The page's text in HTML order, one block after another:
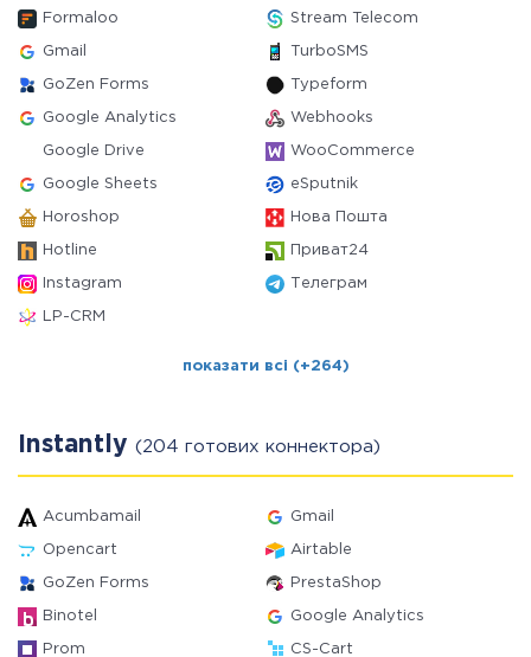
Formaloo Stream Telecom
Gmail TurboSMS
GoZen Forms Typeform
Google Analytics Webhooks
Google Drive WooCommerce
Google Sheets eSputnik
Horoshop Нова Пошта
Hotline Приват24
Instagram Телеграм
LP-CRM
показати всі (+264)
Instantly (204 готових коннектора)
Acumbamail Gmail
Opencart Airtable
GoZen Forms PrestaShop
Binotel Google Analytics
Prom CS-Cart